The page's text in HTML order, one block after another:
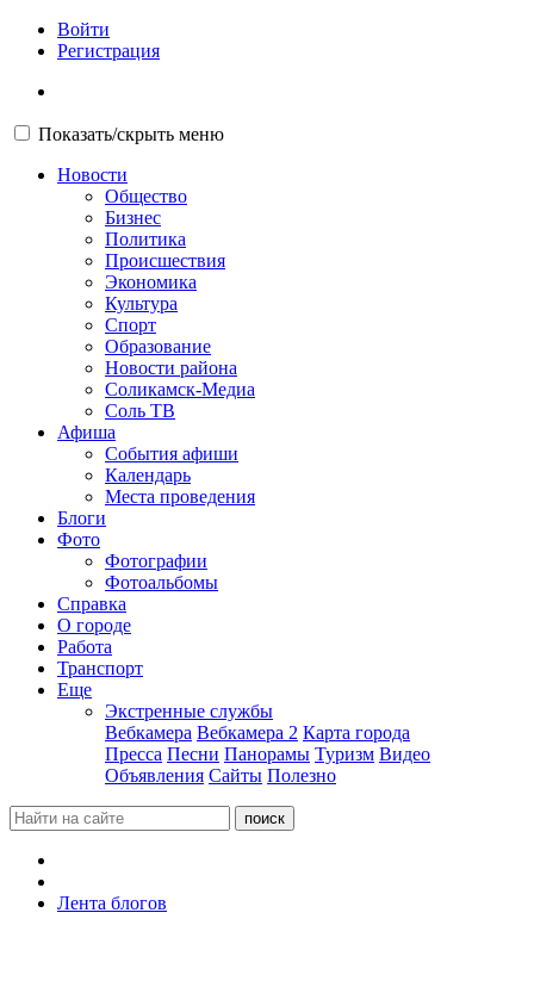
Войти
Регистрация
Показать/скрыть меню
Новости
Общество
Бизнес
Политика
Происшествия
Экономика
Культура
Спорт
Образование
Новости района
Соликамск-Медиа
Соль ТВ
Афиша
События афиши
Календарь
Места проведения
Блоги
Фото
Фотографии
Фотоальбомы
Справка
О городе
Работа
Транспорт
Еще
Экстренные службы
Вебкамера Вебкамера 2 Карта города
Пресса Песни Панорамы Туризм Видео
Объявления Сайты Полезно
Лента блогов